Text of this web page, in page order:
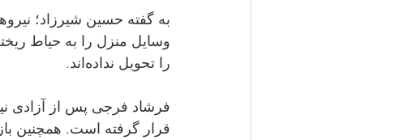
به گفته حسین شیرزاد؛
را تحویل نداده‌اند.